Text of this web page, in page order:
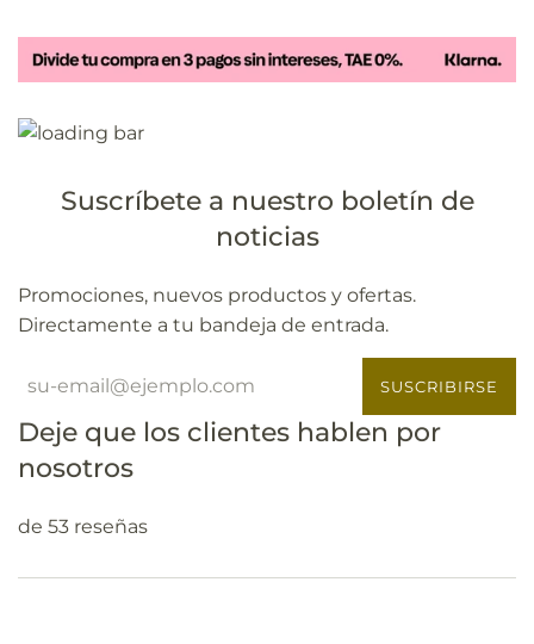
Suscríbete a nuestro boletín de
noticias
Promociones, nuevos productos y ofertas.
Directamente a tu bandeja de entrada.
SUSCRIBIRSE
Deje que los clientes hablen por
nosotros
de 53 reseñas